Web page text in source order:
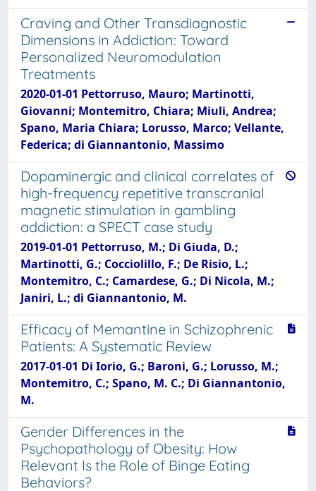
Craving and Other Transdiagnostic
Dimensions in Addiction: Toward
Personalized Neuromodulation
Treatments
2020-01-01 Pettorruso, Mauro; Martinotti,
Giovanni; Montemitro, Chiara; Miuli, Andrea;
Spano, Maria Chiara; Lorusso, Marco; Vellante,
Federica; di Giannantonio, Massimo
Dopaminergic and clinical correlates of
high-frequency repetitive transcranial
magnetic stimulation in gambling
addiction: a SPECT case study
2019-01-01 Pettorruso, M.; Di Giuda, D.;
Martinotti, G.; Cocciolillo, F.; De Risio, L.;
Montemitro, C.; Camardese, G.; Di Nicola, M.;
Janiri, L.; di Giannantonio, M.
Efficacy of Memantine in Schizophrenic
Patients: A Systematic Review
2017-01-01 Di Iorio, G.; Baroni, G.; Lorusso, M.;
Montemitro, C.; Spano, M. C.; Di Giannantonio,
M.
Gender Differences in the
Psychopathology of Obesity: How
Relevant Is the Role of Binge Eating
Behaviors?